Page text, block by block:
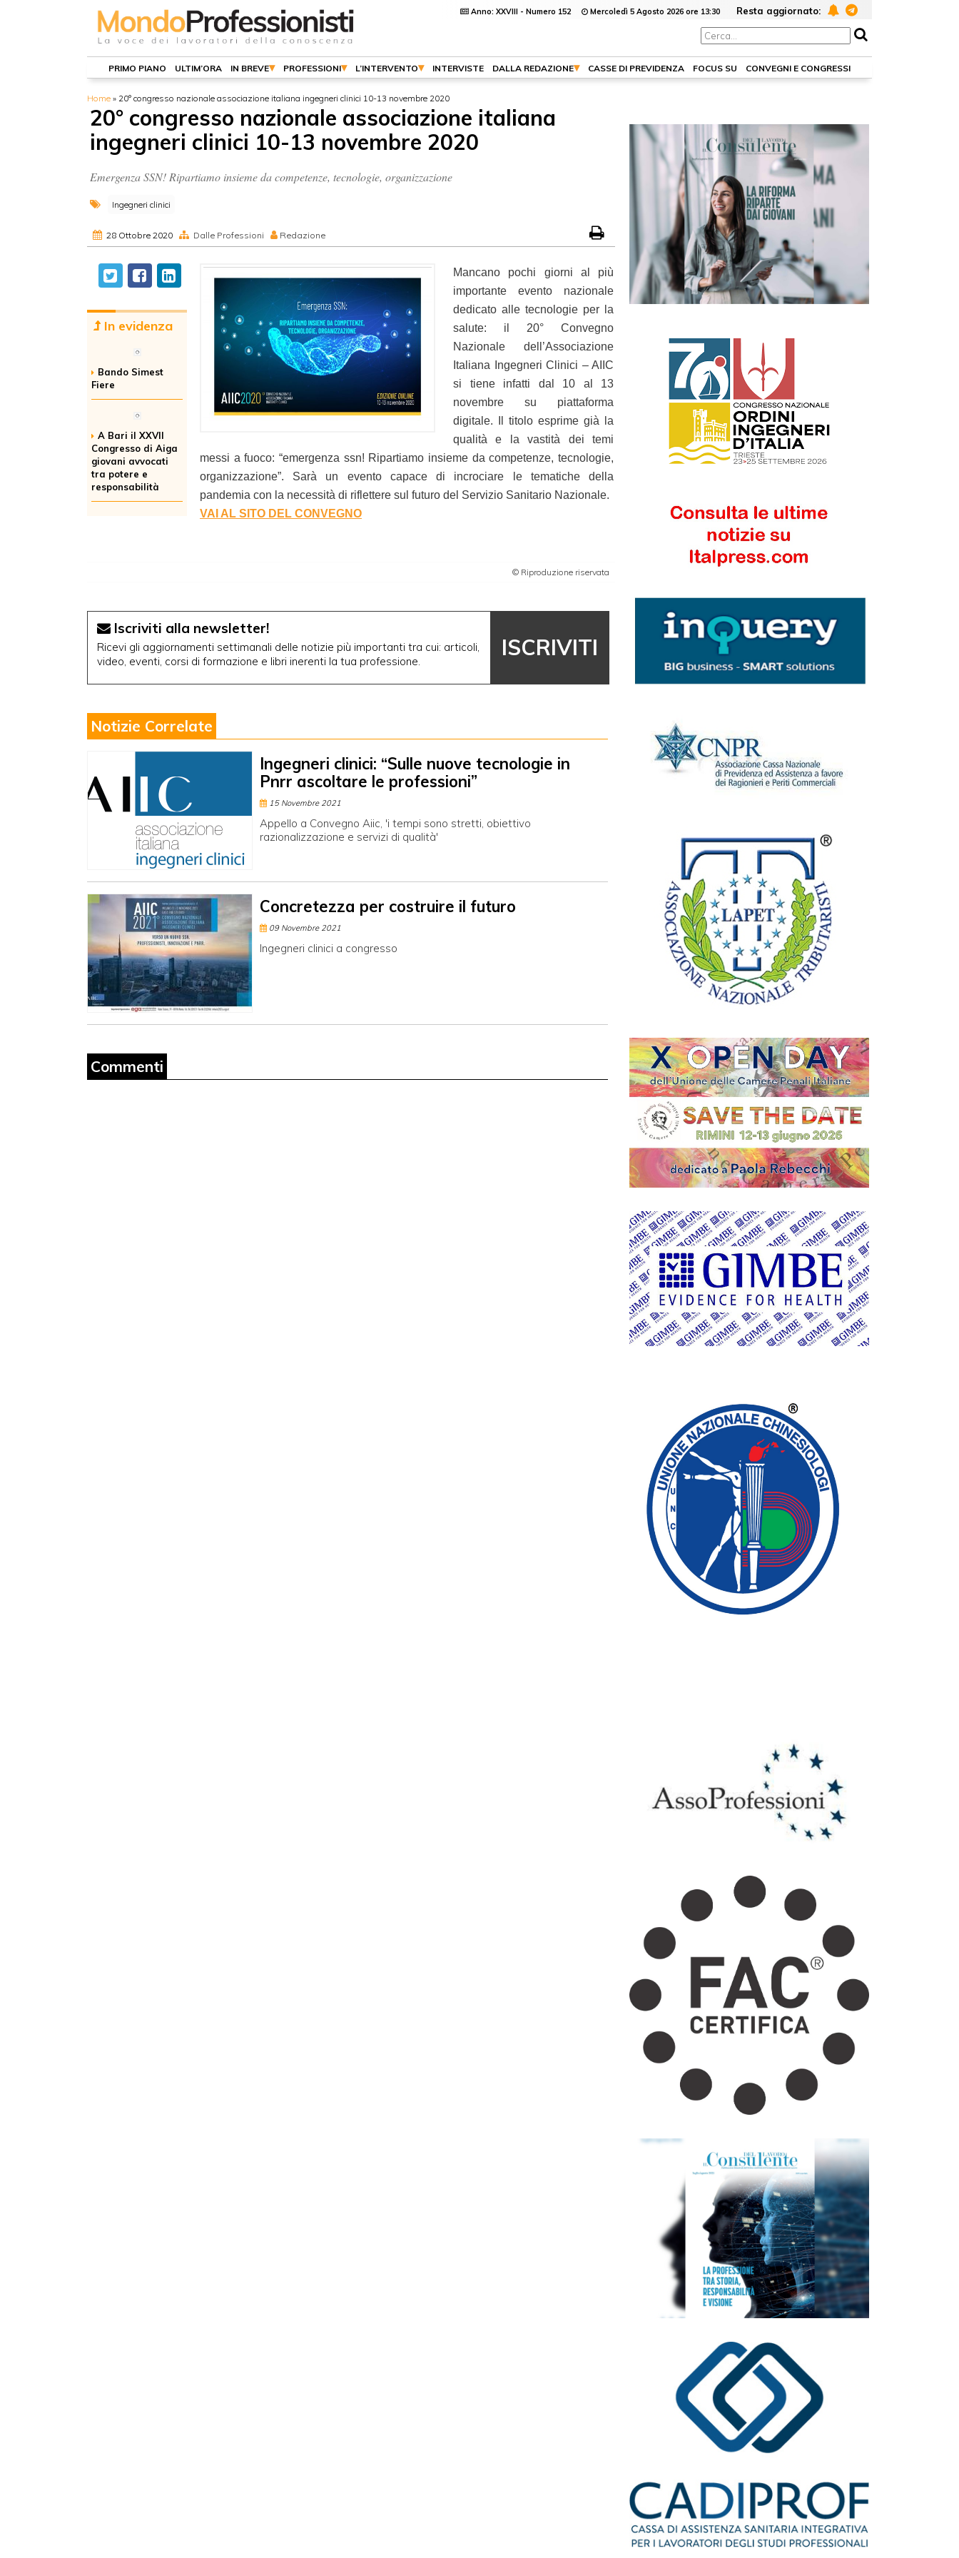
Anno: XXVIII - Numero 152 Mercoledì 5 Agosto 2026 ore 13:30 Resta aggiornato:
PRIMO PIANO ULTIM’ORA IN BREVE PROFESSIONI L’INTERVENTO INTERVISTE DALLA REDAZIONE CASSE DI PREVIDENZA FOCUS SU CONVEGNI E CONGRESSI
Home » 20° congresso nazionale associazione italiana ingegneri clinici 10-13 novembre 2020
20° congresso nazionale associazione italiana
ingegneri clinici 10-13 novembre 2020
Emergenza SSN! Ripartiamo insieme da competenze, tecnologie, organizzazione
Ingegneri clinici
28 Ottobre 2020 Dalle Professioni Redazione
In evidenza
Bando Simest
Fiere
A Bari il XXVII
Congresso di Aiga
giovani avvocati
tra potere e
responsabilità
Mancano pochi giorni al più
importante evento nazionale
dedicato alle tecnologie per la
salute: il 20° Convegno
Nazionale dell’Associazione
Italiana Ingegneri Clinici – AIIC
si tiene infatti dal 10 al 13
novembre su piattaforma
digitale. Il titolo esprime già la
qualità e la vastità dei temi
messi a fuoco: “emergenza ssn! Ripartiamo insieme da competenze, tecnologie,
organizzazione”. Sarà un evento capace di incrociare le tematiche della
pandemia con la necessità di riflettere sul futuro del Servizio Sanitario Nazionale.
VAI AL SITO DEL CONVEGNO
© Riproduzione riservata
Iscriviti alla newsletter!
Ricevi gli aggiornamenti settimanali delle notizie più importanti tra cui: articoli,
video, eventi, corsi di formazione e libri inerenti la tua professione.
ISCRIVITI
Notizie Correlate
Ingegneri clinici: “Sulle nuove tecnologie in
Pnrr ascoltare le professioni”
15 Novembre 2021
Appello a Convegno Aiic, 'i tempi sono stretti, obiettivo
razionalizzazione e servizi di qualità'
Concretezza per costruire il futuro
09 Novembre 2021
Ingegneri clinici a congresso
Commenti